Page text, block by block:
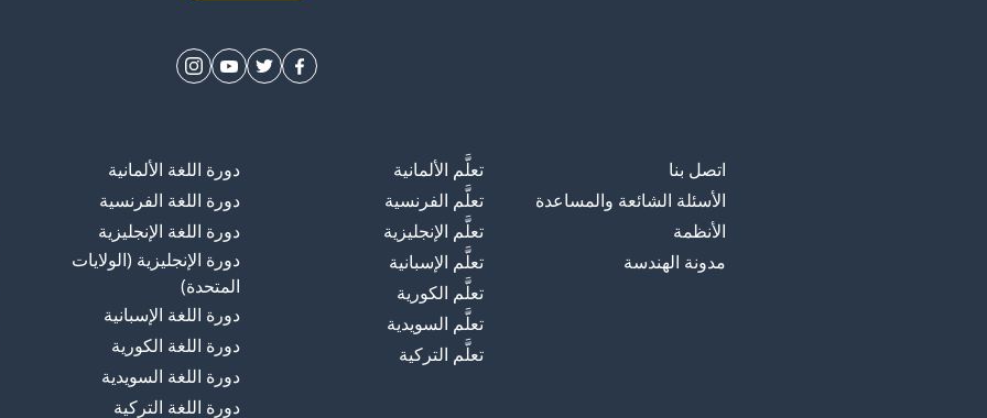
اتصل بنا
الأسئلة الشائعة والمساعدة
الأنظمة
مدونة الهندسة
تعلَّم الألمانية
تعلَّم الفرنسية
تعلَّم الإنجليزية
تعلَّم الإسبانية
تعلَّم الكورية
تعلَّم السويدية
تعلَّم التركية
دورة اللغة الألمانية
دورة اللغة الفرنسية
دورة اللغة الإنجليزية
دورة الإنجليزية (الولايات
المتحدة)
دورة اللغة الإسبانية
دورة اللغة الكورية
دورة اللغة السويدية
دورة اللغة التركية